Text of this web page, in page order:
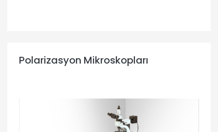
Polarizasyon Mikroskopları